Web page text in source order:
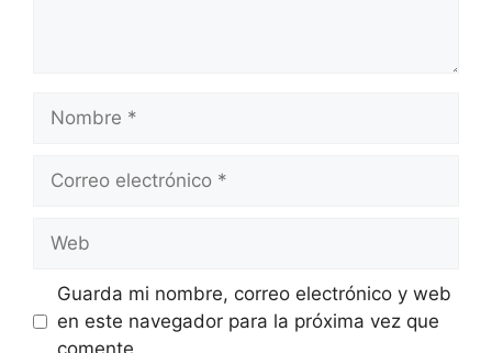
Nombre
Correo
Web
Guarda mi nombre, correo electrónico y web
en este navegador para la próxima vez que